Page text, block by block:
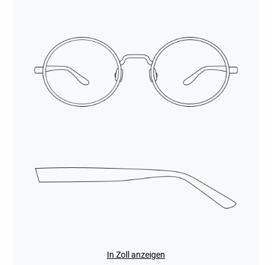
In Zoll anzeigen